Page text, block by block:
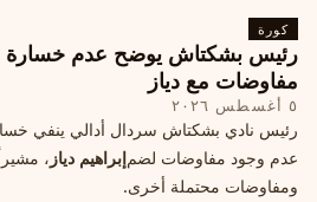
كورة
رئيس بشكتاش يوضح عدم خسارة
مفاوضات مع دياز
٥ أغسطس ٢٠٢٦
رئيس نادي بشكتاش سردال أدالي ينفي
عدم وجود مفاوضات لضمإبراهيم دياز ،
ومفاوضات محتملة أخرى.